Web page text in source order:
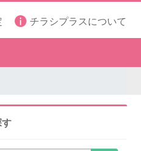
チラシプラスについて